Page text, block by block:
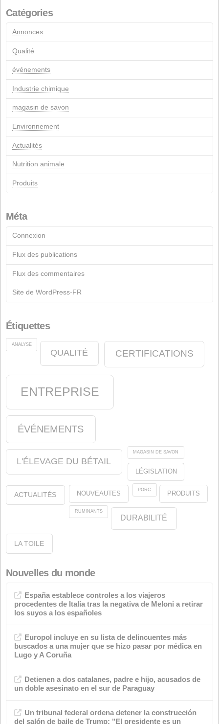
janvier 2012
mars 2011
juillet 2005
mars 2005
avril 2004
Commentaires récents
pages
Documentation
Archive
Fiches
Industrie chimique
Actualités
oléine
oléines
À propos de nous
Juridique
Notre engagement envers l'environnement
Notre engagement envers la qualité
À propos du site Web
Catégories
Annonces
Qualité
Industrie chimique